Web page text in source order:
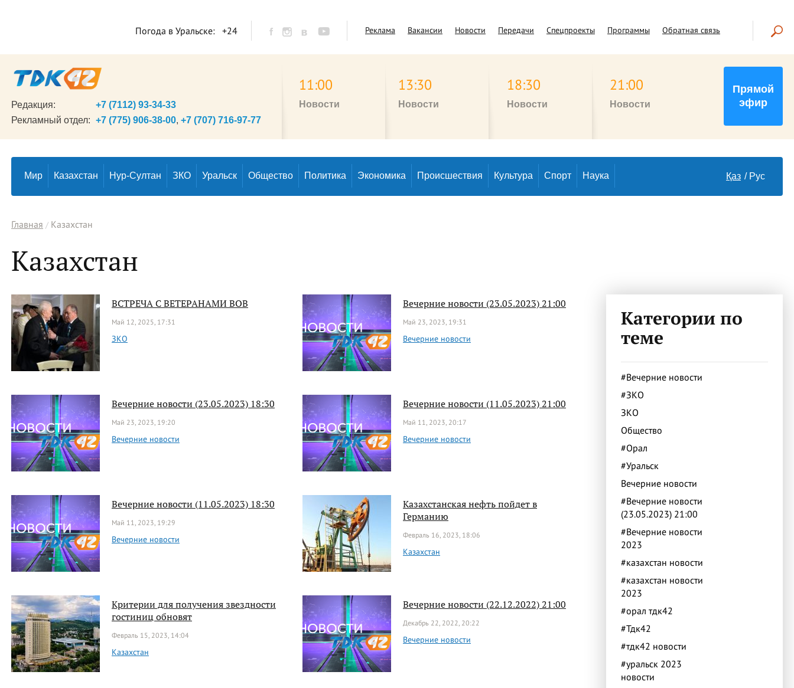
Погода в Уральске: +24 Реклама Вакансии Новости Передачи Спецпроекты Программы Обратная связь
Редакция:
+7 (7112) 93-34-33
Рекламный отдел: +7 (775) 906-38-00, +7 (707) 716-97-77
11:00
Новости
13:30
Новости
18:30
Новости
21:00
Новости
Прямой
эфир
Мир Казахстан Нур-Султан ЗКО Уральск Общество Политика Экономика Происшествия Культура Спорт Наука Қаз Рус
Главная Казахстан
Казахстан
ВСТРЕЧА С ВЕТЕРАНАМИ ВОВ
Май 12, 2025, 17:31
ЗКО
Вечерние новости (23.05.2023) 21:00
Май 23, 2023, 19:31
Вечерние новости
Вечерние новости (23.05.2023) 18:30
Май 23, 2023, 19:20
Вечерние новости
Вечерние новости (11.05.2023) 21:00
Май 11, 2023, 20:17
Вечерние новости
Вечерние новости (11.05.2023) 18:30
Май 11, 2023, 19:29
Вечерние новости
Казахстанская нефть пойдет в
Германию
Февраль 16, 2023, 18:06
Казахстан
Критерии для получения звездности
гостиниц обновят
Февраль 15, 2023, 14:04
Казахстан
Вечерние новости (22.12.2022) 21:00
Декабрь 22, 2022, 20:22
Вечерние новости
Категории по
теме
#Вечерние новости
#ЗКО
ЗКО
Общество
#Орал
#Уральск
Вечерние новости
#Вечерние новости
(23.05.2023) 21:00
#Вечерние новости
2023
#казахстан новости
#казахстан новости
2023
#орал тдк42
#Тдк42
#тдк42 новости
#уральск 2023
новости